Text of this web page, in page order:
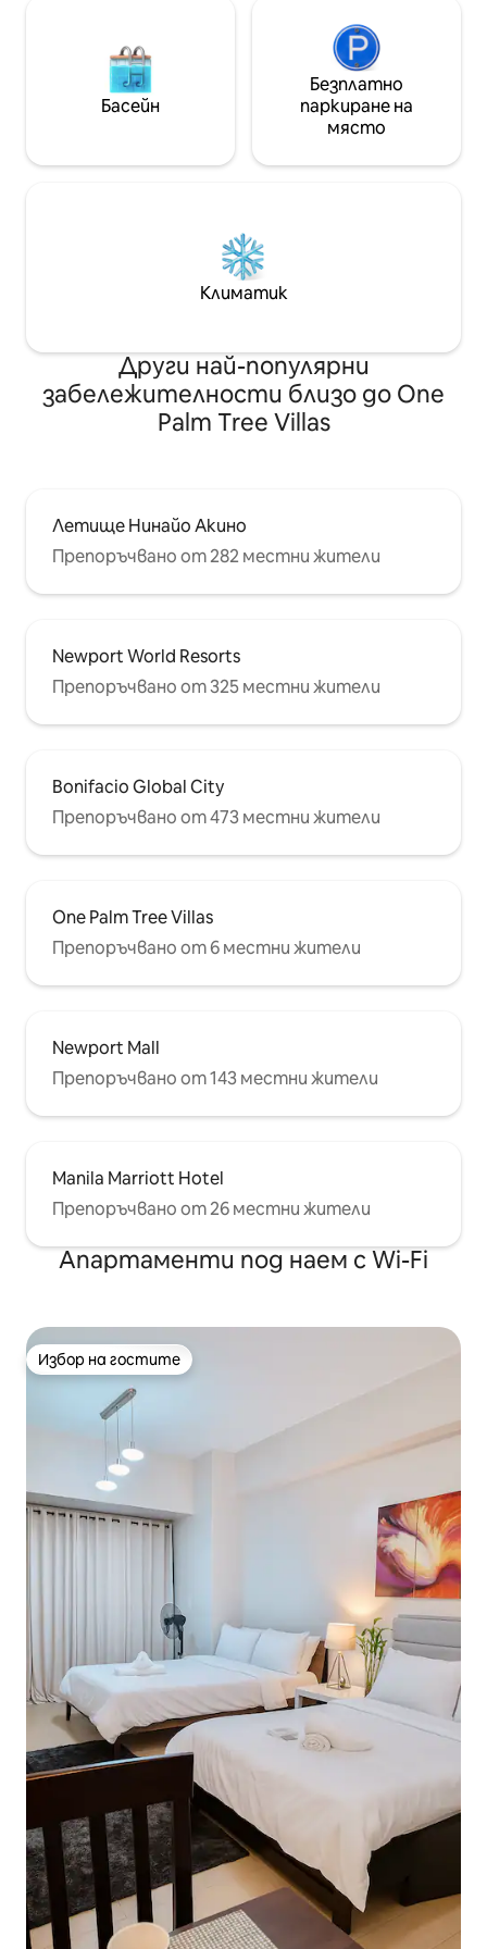
Басейн
Безплатно
паркиране на
място
Климатик
Други най-популярни
забележителности близо до One
Palm Tree Villas
Летище Нинайо Акино
Препоръчвано от 282 местни жители
Newport World Resorts
Препоръчвано от 325 местни жители
Bonifacio Global City
Препоръчвано от 473 местни жители
One Palm Tree Villas
Препоръчвано от 6 местни жители
Newport Mall
Препоръчвано от 143 местни жители
Manila Marriott Hotel
Препоръчвано от 26 местни жители
Апартаменти под наем с Wi-Fi
Избор на гостите
Избор на гостите